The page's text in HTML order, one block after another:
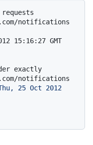
notifications
15:16:27 GMT
exactly
notifications
25 Oct 2012